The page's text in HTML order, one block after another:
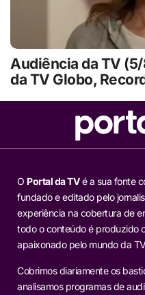
Audiência da TV
da TV Globo,
O Portal da TVé a sua fonte
fundado e editado pelo
experiência na cobertura de
todo o conteúdo é produzido
apaixonado pelo mundo da
Cobrimos diariamente os
analisamos programas de